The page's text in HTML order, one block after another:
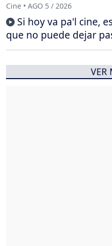
Cine • AGO 5 / 2026
Si hoy va pa'l cine,
que no puede dejar
VER